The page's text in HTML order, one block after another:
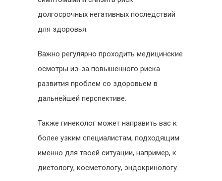
долгосрочных негативных последствий
для здоровья.
Важно регулярно проходить медицинские
осмотры из-за повышенного риска
развития проблем со здоровьем в
дальнейшей перспективе.
Также гинеколог может направить вас к
более узким специалистам, подходящим
именно для твоей ситуации, например, к
диетологу, косметологу, эндокринологу.